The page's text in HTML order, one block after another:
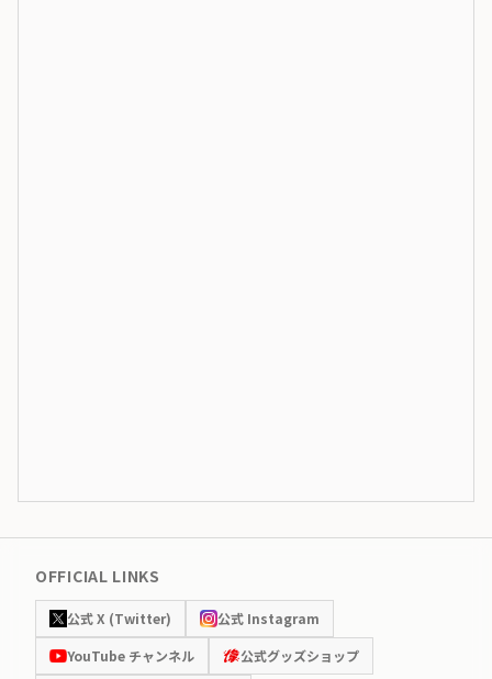
OFFICIAL LINKS
公式 X (Twitter)
公式 Instagram
YouTube チャンネル
公式グッズショップ